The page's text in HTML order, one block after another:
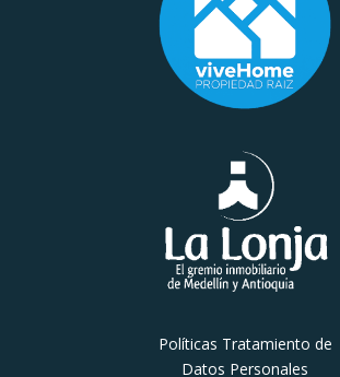
Políticas Tratamiento de
Datos Personales